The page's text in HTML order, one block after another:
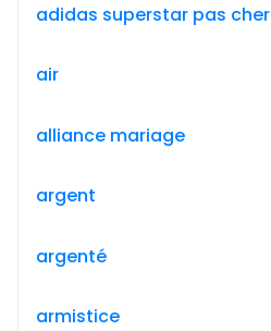
adidas superstar pas cher
air
alliance mariage
argent
argenté
armistice